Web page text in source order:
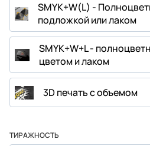
SMYK+W(L) -
подложкой или лаком
SMYK+W+L -
цветом и лаком
3D печать с объемом
ТИРАЖНОСТЬ